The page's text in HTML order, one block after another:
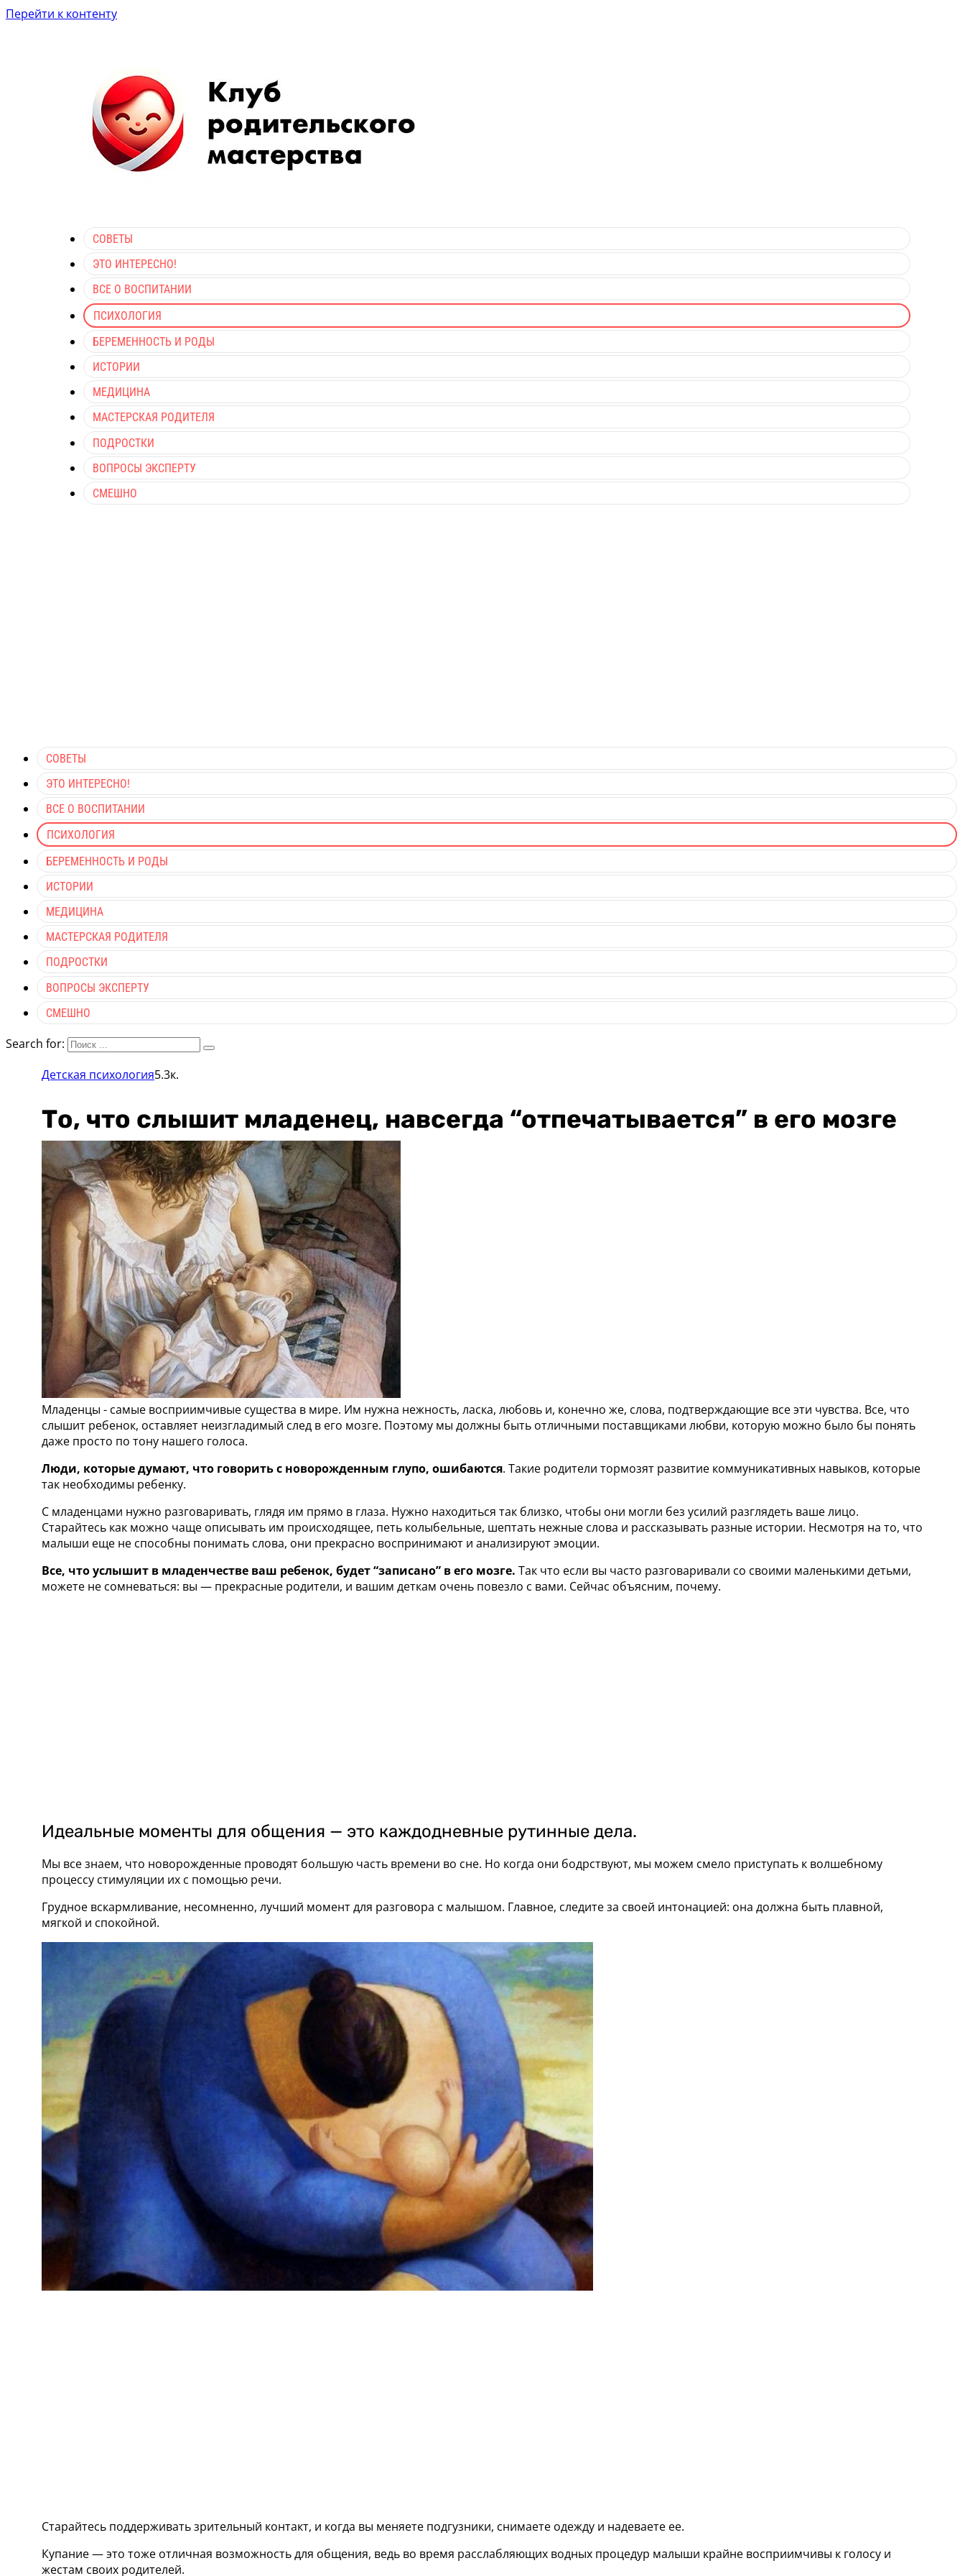
Перейти к контенту
СОВЕТЫ
ЭТО ИНТЕРЕСНО!
ВСЕ О ВОСПИТАНИИ
ПСИХОЛОГИЯ
БЕРЕМЕННОСТЬ И РОДЫ
ИСТОРИИ
МЕДИЦИНА
МАСТЕРСКАЯ РОДИТЕЛЯ
ПОДРОСТКИ
ВОПРОСЫ ЭКСПЕРТУ
СМЕШНО
СОВЕТЫ
ЭТО ИНТЕРЕСНО!
ВСЕ О ВОСПИТАНИИ
ПСИХОЛОГИЯ
БЕРЕМЕННОСТЬ И РОДЫ
ИСТОРИИ
МЕДИЦИНА
МАСТЕРСКАЯ РОДИТЕЛЯ
ПОДРОСТКИ
ВОПРОСЫ ЭКСПЕРТУ
СМЕШНО
Search for:
Детская психология5.3к.
То, что слышит младенец, навсегда “отпечатывается” в его мозге
Младенцы - самые восприимчивые существа в мире. Им нужна нежность, ласка, любовь и, конечно же, слова, подтверждающие все эти чувства. Все, что
слышит ребенок, оставляет неизгладимый след в его мозге. Поэтому мы должны быть отличными поставщиками любви, которую можно было бы понять
даже просто по тону нашего голоса.
Люди, которые думают, что говорить с новорожденным глупо, ошибаются. Такие родители тормозят развитие коммуникативных навыков, которые
так необходимы ребенку.
С младенцами нужно разговаривать, глядя им прямо в глаза. Нужно находиться так близко, чтобы они могли без усилий разглядеть ваше лицо.
Старайтесь как можно чаще описывать им происходящее, петь колыбельные, шептать нежные слова и рассказывать разные истории. Несмотря на то, что
малыши еще не способны понимать слова, они прекрасно воспринимают и анализируют эмоции.
Все, что услышит в младенчестве ваш ребенок, будет “записано” в его мозге. Так что если вы часто разговаривали со своими маленькими детьми,
можете не сомневаться: вы — прекрасные родители, и вашим деткам очень повезло с вами. Сейчас объясним, почему.
Идеальные моменты для общения — это каждодневные рутинные дела.
Мы все знаем, что новорожденные проводят большую часть времени во сне. Но когда они бодрствуют, мы можем смело приступать к волшебному
процессу стимуляции их с помощью речи.
Грудное вскармливание, несомненно, лучший момент для разговора с малышом. Главное, следите за своей интонацией: она должна быть плавной,
мягкой и спокойной.
Старайтесь поддерживать зрительный контакт, и когда вы меняете подгузники, снимаете одежду и надеваете ее.
Купание — это тоже отличная возможность для общения, ведь во время расслабляющих водных процедур малыши крайне восприимчивы к голосу и
жестам своих родителей.